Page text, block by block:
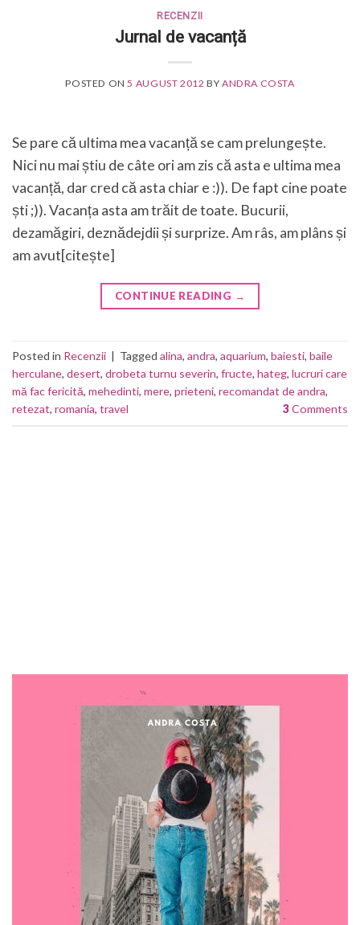
RECENZII
Jurnal de vacanță
POSTED ON5 AUGUST 2012 BY ANDRA COSTA
Se pare că ultima mea vacanță se cam prelungește.
Nici nu mai știu de câte ori am zis că asta e ultima mea
vacanță, dar cred că asta chiar e :)). De fapt cine poate
ști ;)). Vacanța asta am trăit de toate. Bucurii,
dezamăgiri, deznădejdii și surprize. Am râs, am plâns și
am avut[citește]
CONTINUE READING →
Posted in Recenzii | Tagged alina, andra, aquarium, baiesti, baile
herculane, desert, drobeta turnu severin, fructe, hateg, lucruri care
mă fac fericită, mehedinti, mere, prieteni, recomandat de andra,
retezat, romania, travel 3Comments